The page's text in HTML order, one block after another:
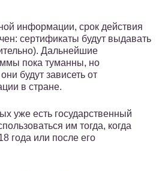
информации, срок действия
сертификаты будут выдавать
Дальнейшие
пока туманны, но
будут зависеть от
в стране.
уже есть государственный
им тогда, когда
года или после его